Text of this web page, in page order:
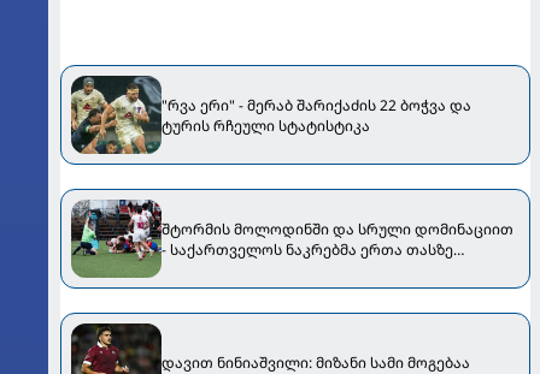
"რვა ერი" - მერაბ შარიქაძის 22 ბოჭვა და
ტურის რჩეული სტატისტიკა
შტორმის მოლოდინში და სრული დომინაციით
- საქართველოს ნაკრებმა ერთა თასზე
დავით ნინიაშვილი: მიზანი სამი მოგებაა